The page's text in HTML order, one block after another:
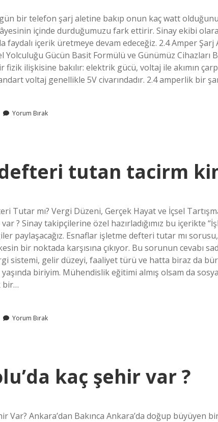
bir telefon şarj aletine bakıp onun kaç watt
içinde durduğumuzu fark ettirir. Sinay ekibi
faydalı içerik üretmeye devam edeceğiz. 2.4 Amper
Yolculuğu Gücün Basit Formülü ve Günümüz
ilişkisine bakılır: elektrik gücü, voltaj ile akımın
voltaj genellikle 5V civarındadır. 2.4 amperlik bir
Yorum Bırak
tutan tacirm
Tutar mı? Vergi Düzeni, Gerçek Hayat ve İçsel
? Sinay takipçilerine özel hazırladığımız bu içerikte
paylaşacağız. Esnaflar işletme defteri tutar mı
bir noktada karşısına çıkıyor. Bu sorunun cevabı
sistemi, gelir düzeyi, faaliyet türü ve hatta biraz da
yaşında biriyim. Mühendislik eğitimi almış olsam da
bir…
Yorum Bırak
kaç şehir var ?
Var? Ankara’dan Bakınca Ankara’da doğup büyüyen